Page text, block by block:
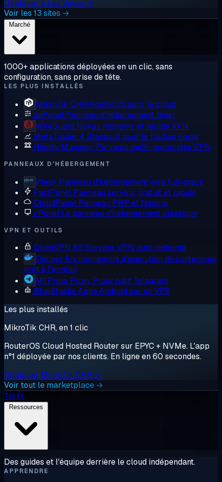
Déployer à Las Vegas →
Voir les 13 sites →
1000+ applications déployées en un clic, sans
configuration, sans prise de tête.
LES PLUS INSTALLÉS
MikroTik CHR RouterOS dans le cloud
aaPanel Panneau d'hébergement léger
WireGuard Noyau moderne et rapide VPN
MetaTrader 4 Standard pour le trading Forex
Hiddify Manager Panneau multi-protocoles VPN
PANNEAUX D'HÉBERGEMENT
Plesk Panneau d'hébergement web full-stack
FastPanel Panneau serveur gratuit et rapide
CloudPanel Panneau PHP et Node.js
cPanel Le panneau d'hébergement classique
VPN ET OUTILS
OpenVPN AS Serveur VPN auto-hébergé
Docker Environnement d'exécution de conteneurs,
prêt à l'emploi
MTProto Proxy Proxy natif Telegram
BlueStacks Apps Android sur un VPS
Les plus installés
MikroTik CHR, en 1 clic
RouterOS Cloud Hosted Router sur EPYC + NVMe. L'app
n°1 déployée par nos clients. En ligne en 60 secondes.
Déployer MikroTik CHR →
Voir tout le marketplace →
Tarifs
Des guides et l'équipe derrière le cloud indépendant.
APPRENDRE